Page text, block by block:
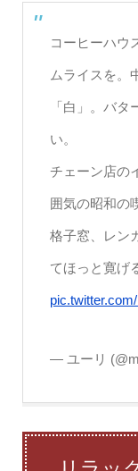
コーヒーハウ
ムライスを。
「白」。バ
い。
チェーン店の
囲気の昭和の
格子窓、レン
てほっと寛げ
— ユーリ